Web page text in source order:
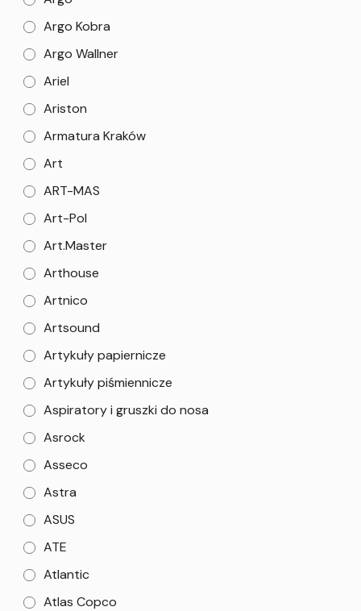
Argo Kobra
Argo Wallner
Ariel
Ariston
Armatura Kraków
Art
ART-MAS
Art-Pol
Art.Master
Arthouse
Artnico
Artsound
Artykuły papiernicze
Artykuły piśmiennicze
Aspiratory i gruszki do nosa
Asrock
Asseco
Astra
ASUS
ATE
Atlantic
Atlas Copco